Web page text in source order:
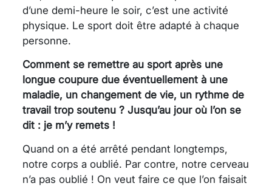
d’une demi-heure le soir, c’est une activité
physique. Le sport doit être adapté à chaque
personne.
Comment se remettre au sport après une
longue coupure due éventuellement à une
maladie, un changement de vie, un rythme de
travail trop soutenu ? Jusqu’au jour où l’on se
dit : je m’y remets !
Quand on a été arrêté pendant longtemps,
notre corps a oublié. Par contre, notre cerveau
n’a pas oublié ! On veut faire ce que l’on faisait